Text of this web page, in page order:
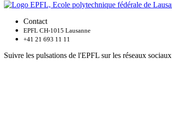
Contact
EPFL CH-1015 Lausanne
+41 21 693 11 11
Suivre les pulsations de l'EPFL sur les réseaux sociaux